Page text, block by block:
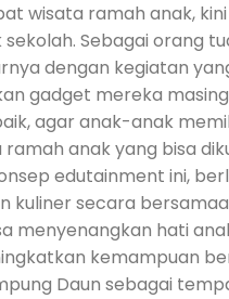
wisata ramah anak,
Sebagai orang
dengan kegiatan
gadget mereka
agar anak-anak
anak yang bisa
edutainment ini,
secara
menyenangkan hati
kemampuan
Daun sebagai